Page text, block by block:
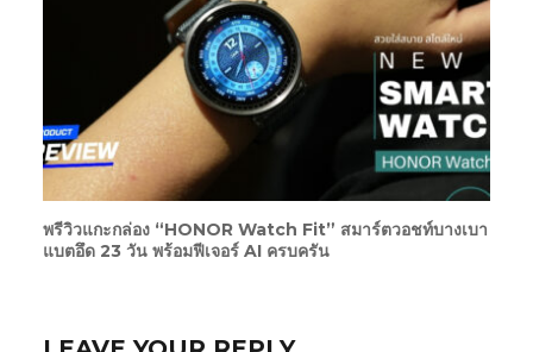
พรีวิวแกะกล่อง “HONOR Watch Fit” สมาร์ตวอชท์บางเบา
แบตอึด 23 วัน พร้อมฟีเจอร์ AI ครบครัน